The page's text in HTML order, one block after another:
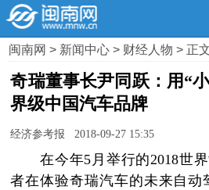
闽南网> 新闻中心> 财经人物> 正
奇瑞董事长尹同跃：用“
界级中国汽车品牌
经济参考报 2018-09-27 15:35
在今年5月举行的2018世界
者在体验奇瑞汽车的未来自动